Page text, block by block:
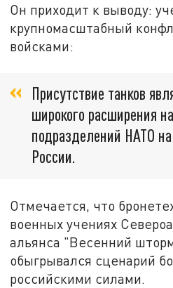
Он приходит к выводу:
крупномасштабный
войсками:
Присутствие танков
широкого расширения
подразделений НАТО на
России.
Отмечается, что
военных учениях
альянса "Весенний
обыгрывался сценарий
российскими силами.